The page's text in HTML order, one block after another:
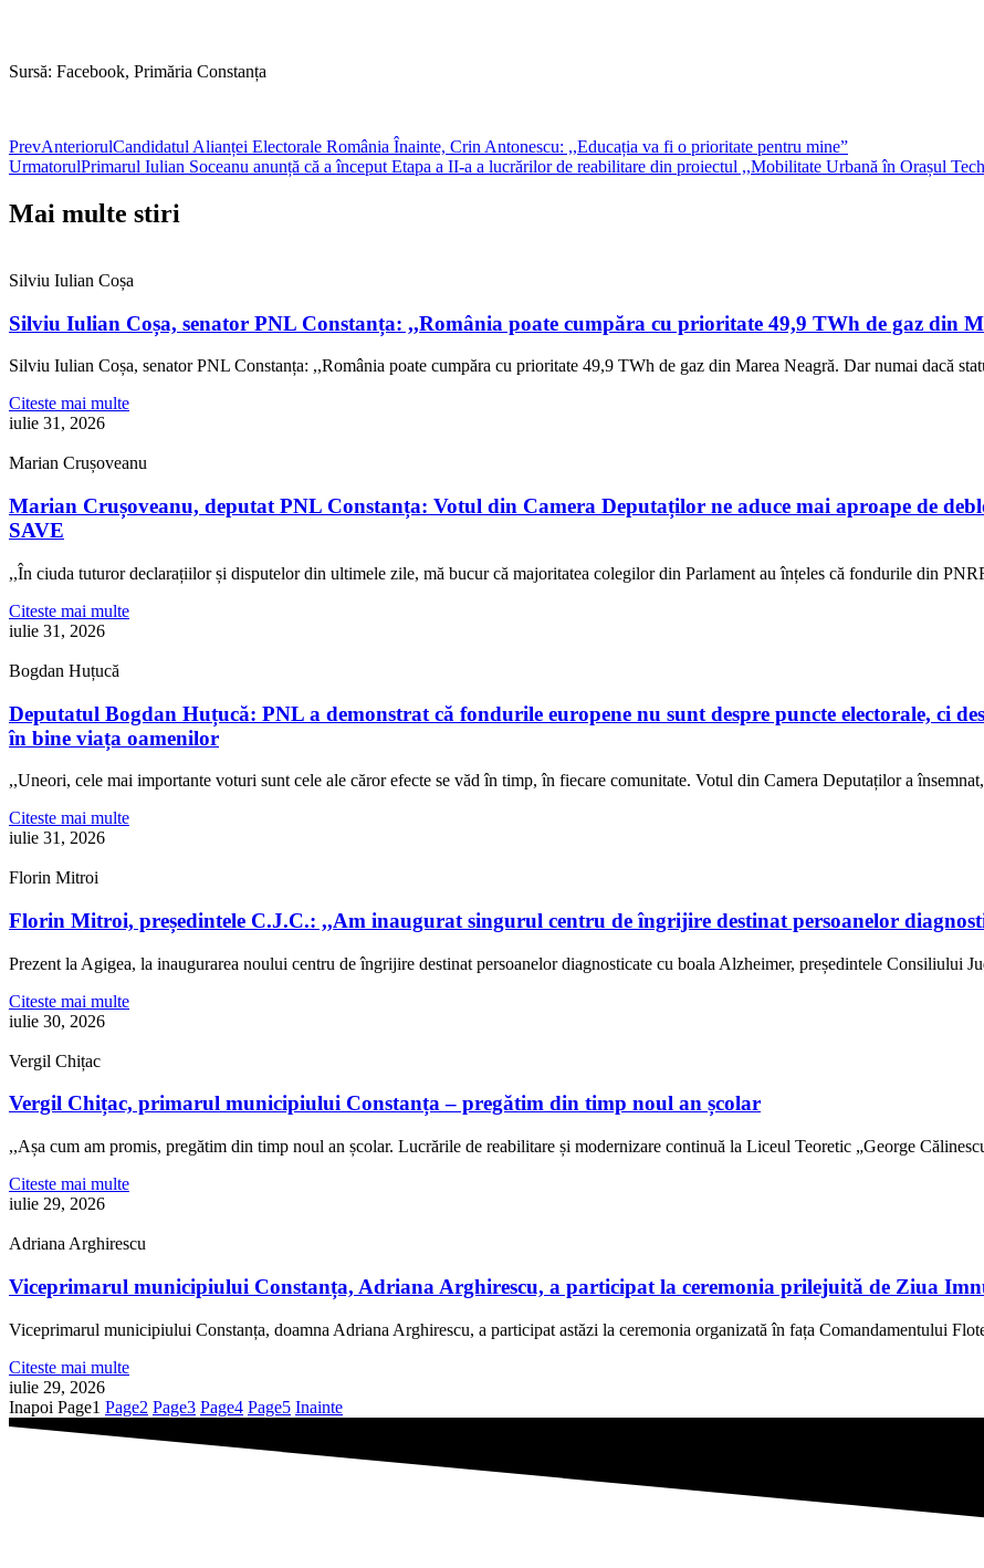
Sursă: Facebook, Primăria Constanța
PrevAnteriorulCandidatul Alianței Electorale România Înainte, Crin Antonescu: ,,Educația va fi o prioritate pentru mine”
UrmatorulPrimarul Iulian Soceanu anunță că a început Etapa a II-a a lucrărilor de reabilitare din proiectul ,,Mobilitate Urbană în Orașul
Mai multe stiri
Silviu Iulian Coșa
Silviu Iulian Coșa, senator PNL Constanța: ,,România poate cumpăra cu prioritate 49,9 TWh de gaz din
Silviu Iulian Coșa, senator PNL Constanța: ,,România poate cumpăra cu prioritate 49,9 TWh de gaz din Marea Neagră. Dar numai dacă
Citeste mai multe
iulie 31, 2026
Marian Crușoveanu
Marian Crușoveanu, deputat PNL Constanța: Votul din Camera Deputaților ne aduce mai aproape de
SAVE
,,În ciuda tuturor declarațiilor și disputelor din ultimele zile, mă bucur că majoritatea colegilor din Parlament au înțeles că fondurile din
Citeste mai multe
iulie 31, 2026
Bogdan Huțucă
Deputatul Bogdan Huțucă: PNL a demonstrat că fondurile europene nu sunt despre puncte electorale, ci
în bine viața oamenilor
,,Uneori, cele mai importante voturi sunt cele ale căror efecte se văd în timp, în fiecare comunitate. Votul din Camera Deputaților a
Citeste mai multe
iulie 31, 2026
Florin Mitroi
Florin Mitroi, președintele C.J.C.: ,,Am inaugurat singurul centru de îngrijire destinat persoanelor
Prezent la Agigea, la inaugurarea noului centru de îngrijire destinat persoanelor diagnosticate cu boala Alzheimer, președintele Consiliului
Citeste mai multe
iulie 30, 2026
Vergil Chițac
Vergil Chițac, primarul municipiului Constanța – pregătim din timp noul an școlar
,,Așa cum am promis, pregătim din timp noul an școlar. Lucrările de reabilitare și modernizare continuă la Liceul Teoretic „George
Citeste mai multe
iulie 29, 2026
Adriana Arghirescu
Viceprimarul municipiului Constanța, Adriana Arghirescu, a participat la ceremonia prilejuită de Ziua
Viceprimarul municipiului Constanța, doamna Adriana Arghirescu, a participat astăzi la ceremonia organizată în fața Comandamentului
Citeste mai multe
iulie 29, 2026
Inapoi Page1 Page2 Page3 Page4 Page5 Inainte